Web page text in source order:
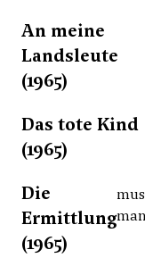
An meine
Landsleute
(1965)
Das tote Kind
(1965)
Die
Ermittlung
(1965)